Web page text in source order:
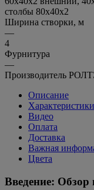
столбы 80х40х2
Ширина створки, м
—
4
Фурнитура
—
Производитель
Описание
Характеристики
Видео
Оплата
Доставка
Важная
Цвета
Введение: Обзор